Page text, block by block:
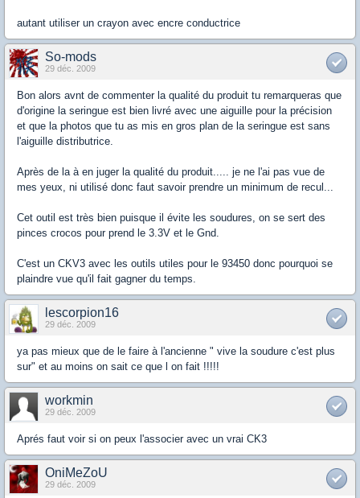
autant utiliser un crayon avec encre conductrice
So-mods
29 déc. 2009
Bon alors avnt de commenter la qualité du produit tu remarqueras que
d'origine la seringue est bien livré avec une aiguille pour la précision
et que la photos que tu as mis en gros plan de la seringue est sans
l'aiguille distributrice.
Après de la à en juger la qualité du produit..... je ne l'ai pas vue de
mes yeux, ni utilisé donc faut savoir prendre un minimum de recul...
Cet outil est très bien puisque il évite les soudures, on se sert des
pinces crocos pour prend le 3.3V et le Gnd.
C'est un CKV3 avec les outils utiles pour le 93450 donc pourquoi se
plaindre vue qu'il fait gagner du temps.
lescorpion16
29 déc. 2009
ya pas mieux que de le faire à l'ancienne " vive la soudure c'est plus
sur" et au moins on sait ce que l on fait !!!!!
workmin
29 déc. 2009
Aprés faut voir si on peux l'associer avec un vrai CK3
OniMeZoU
29 déc. 2009